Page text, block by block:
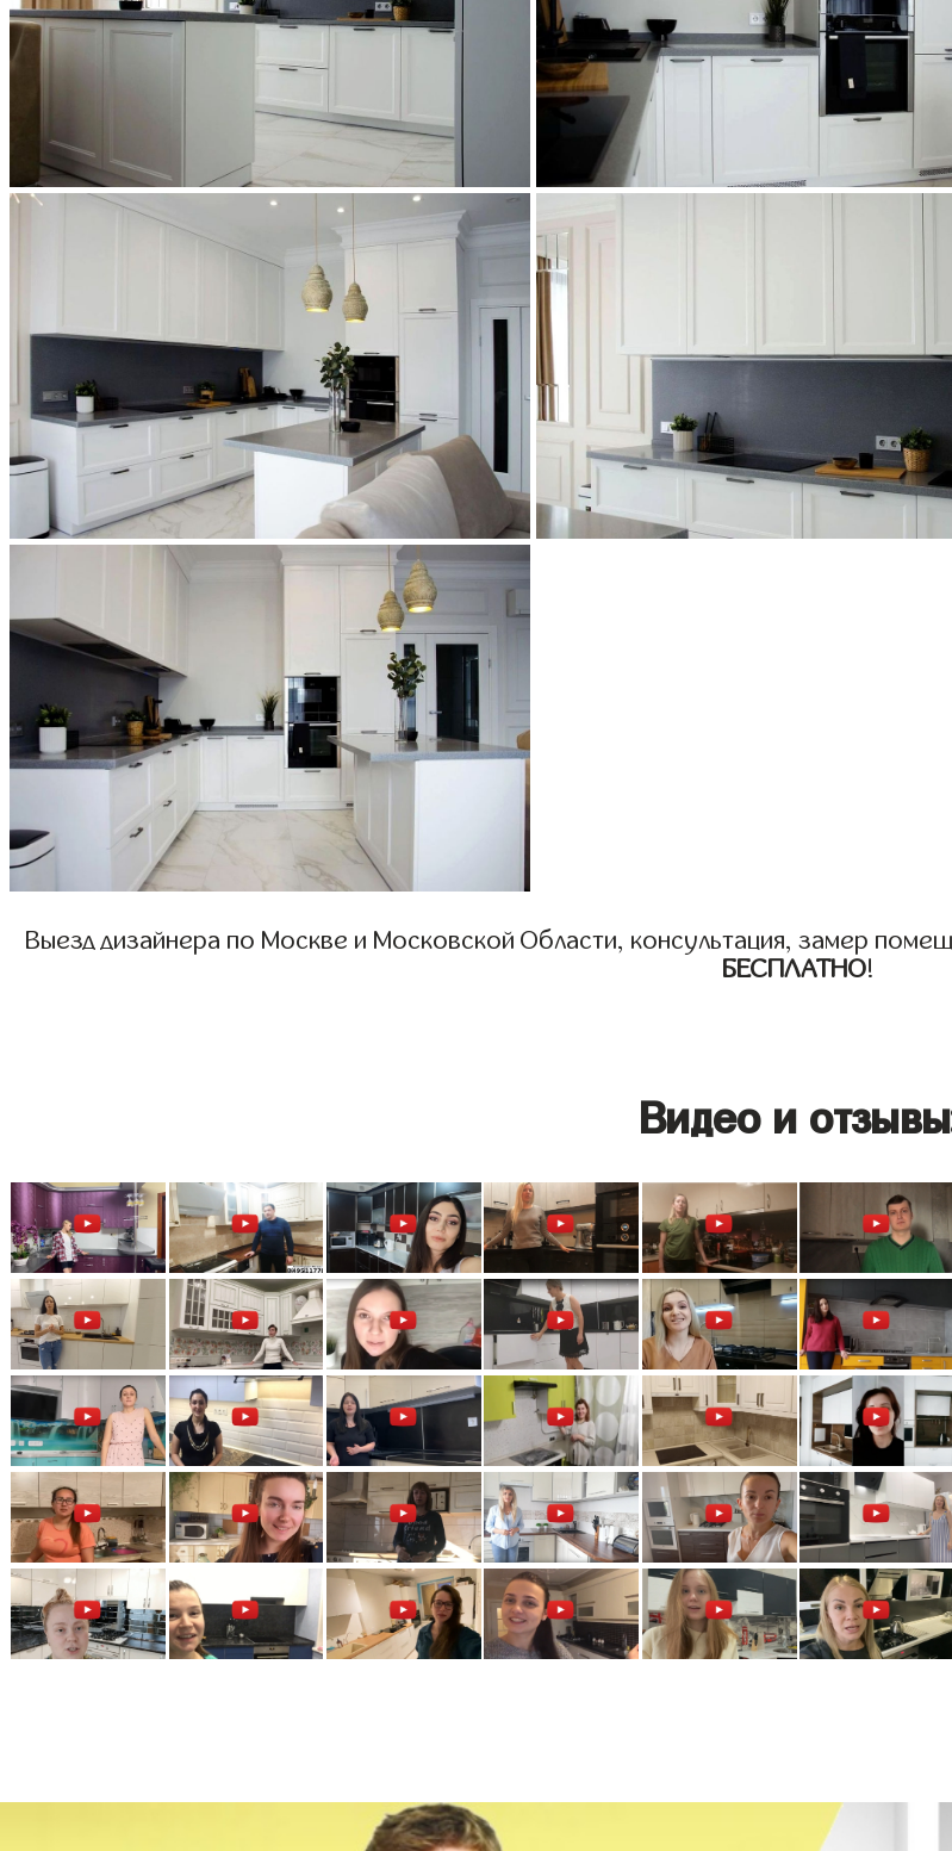
Выезд дизайнера по Москве и Московской Области, консультация, замер
БЕСПЛАТНО!
Видео и